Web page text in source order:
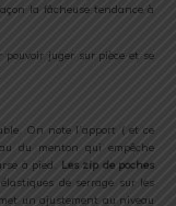
la fâcheuse tendance à
juger sur pièce et se
On note l’apport ( et ce
du menton qui empêche
à pied. Les zip de poches
de serrage sur les
un ajustement au niveau